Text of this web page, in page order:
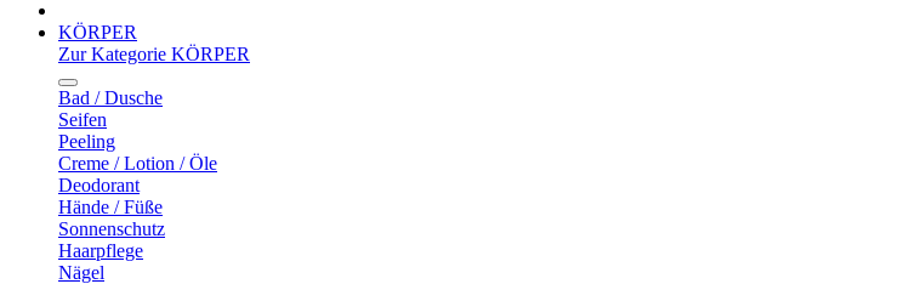
KÖRPER
Zur Kategorie KÖRPER
Bad / Dusche
Seifen
Peeling
Creme / Lotion / Öle
Deodorant
Hände / Füße
Sonnenschutz
Haarpflege
Nägel